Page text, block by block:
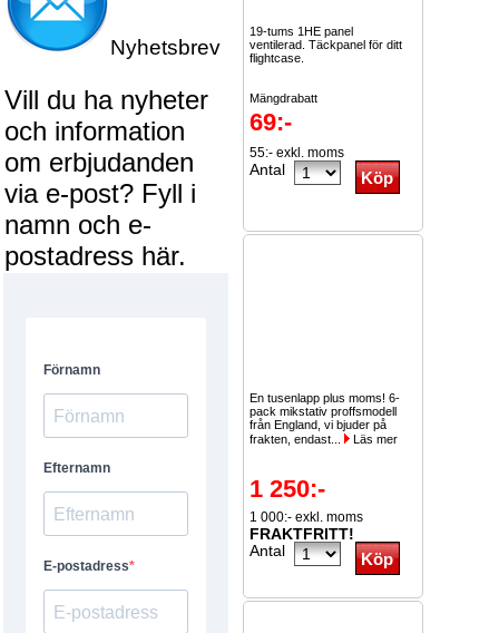
Nyhetsbrev
Vill du ha nyheter
och information
om erbjudanden
via e-post? Fyll i
namn och e-
postadress här.
19-tums 1HE panel
ventilerad. Täckpanel för ditt
flightcase.
Mängdrabatt
5st... Läs mer
69:-
55:- exkl. moms
Antal
En tusenlapp plus moms! 6-
pack mikstativ proffsmodell
från England, vi bjuder på
frakten, endast...
Läs mer
1 250:-
1 000:- exkl. moms
FRAKTFRITT!
Antal